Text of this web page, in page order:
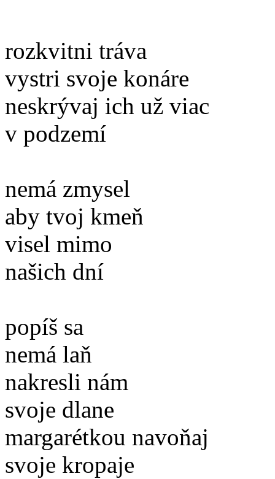
rozkvitni tráva
vystri svoje konáre
neskrývaj ich už viac
v podzemí
nemá zmysel
aby tvoj kmeň
visel mimo
našich dní
popíš sa
nemá laň
nakresli nám
svoje dlane
margarétkou navoňaj
svoje kropaje